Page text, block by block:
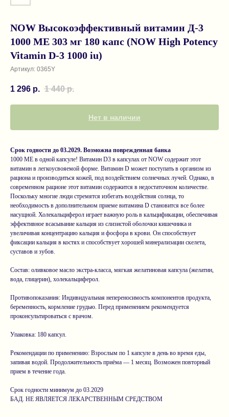
NOW Высокоэффективный витамин Д-3
1000 МЕ 303 мг 180 капс (NOW High Potency
Vitamin D-3 1000 iu)
Артикул: 0365Y
1 296 р. 1 440 р.
Нет в наличии
Срок годности до 03.2029. Возможна поврежденная банка
1000 МЕ в одной капсуле! Витамин D3 в капсулах от NOW содержит этот
витамин в легкоусвояемой форме. Витамин D может поступать в организм из
рациона и производиться кожей, под воздействием солнечных лучей. Однако, в
современном рационе этот витамин содержится в недостаточном количестве.
Поскольку многие люди стремятся избегать воздействия солнца, то
необходимость в дополнительном приеме витамина D становится все более
насущной. Холекальциферол играет важную роль в кальцификации, обеспечивая
эффективное всасывание кальция из слизистой оболочки кишечника и
увеличивая концентрацию кальция и фосфора в крови. Он способствует
фиксации кальция в костях и способствует хорошей минерализации скелета,
суставов и зубов.
Состав: оливковое масло экстра-класса, мягкая желатиновая капсула (желатин,
вода, глицерин), холекальциферол.
Противопоказания: Индивидуальная непереносимость компонентов продукта,
беременность, кормление грудью. Перед применением рекомендуется
проконсультироваться с врачом.
Упаковка: 180 капсул.
Рекомендации по применению: Взрослым по 1 капсуле в день во время еды,
запивая водой. Продолжительность приёма — 1 месяц. Возможен повторный
прием в течение года.
Срок годности минимум до 03.2029
БАД. НЕ ЯВЛЯЕТСЯ ЛЕКАРСТВЕННЫМ СРЕДСТВОМ